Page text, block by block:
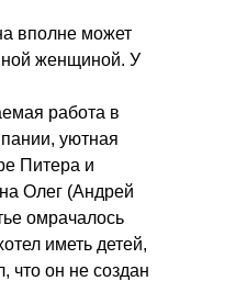
вполне может
женщиной. У
работа в
уютная
Питера и
Олег (Андрей
омрачалось
иметь детей,
что он не создан